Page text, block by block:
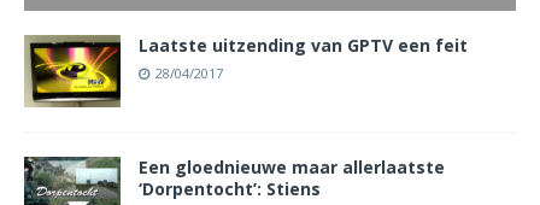
Laatste uitzending van GPTV een feit
28/04/2017
Een gloednieuwe maar allerlaatste
‘Dorpentocht’: Stiens